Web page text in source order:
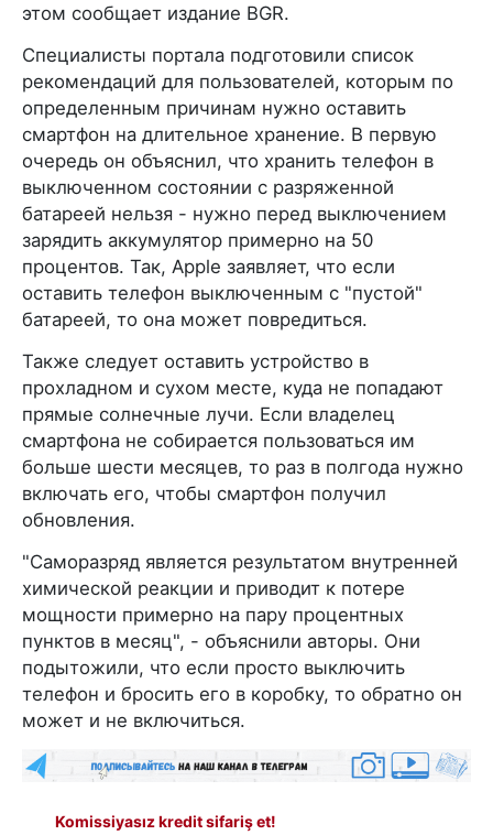
этом сообщает издание BGR.
Специалисты портала подготовили список
рекомендаций для пользователей, которым по
определенным причинам нужно оставить
смартфон на длительное хранение. В первую
очередь он объяснил, что хранить телефон в
выключенном состоянии с разряженной
батареей нельзя - нужно перед выключением
зарядить аккумулятор примерно на 50
процентов. Так, Apple заявляет, что если
оставить телефон выключенным с "пустой"
батареей, то она может повредиться.
Также следует оставить устройство в
прохладном и сухом месте, куда не попадают
прямые солнечные лучи. Если владелец
смартфона не собирается пользоваться им
больше шести месяцев, то раз в полгода нужно
включать его, чтобы смартфон получил
обновления.
"Саморазряд является результатом внутренней
химической реакции и приводит к потере
мощности примерно на пару процентных
пунктов в месяц", - объяснили авторы. Они
подытожили, что если просто выключить
телефон и бросить его в коробку, то обратно он
может и не включиться.
Komissiyasız kredit sifariş et!